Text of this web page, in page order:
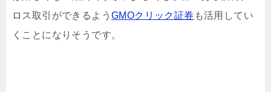
ロス取引ができるよう GMOクリック証券 も活用してい
くことになりそうです。